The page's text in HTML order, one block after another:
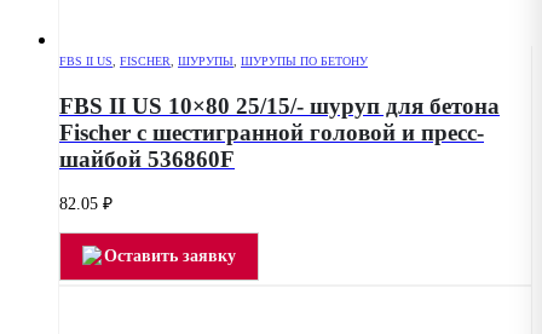
FBS II US FISCHER ШУРУПЫ ШУРУПЫ ПО БЕТОНУ
FBS II US 10×80 25/15/- шуруп для бетона
Fischer с шестигранной головой и пресс-
шайбой 536860F
82.05 ₽
Оставить заявку